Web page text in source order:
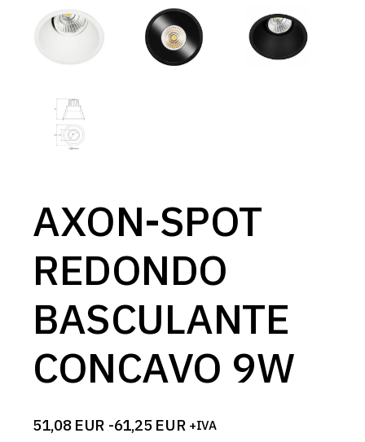
AXON-SPOT
REDONDO
BASCULANTE
CONCAVO 9W
51,08 EUR -61,25 EUR
Rango +IVA